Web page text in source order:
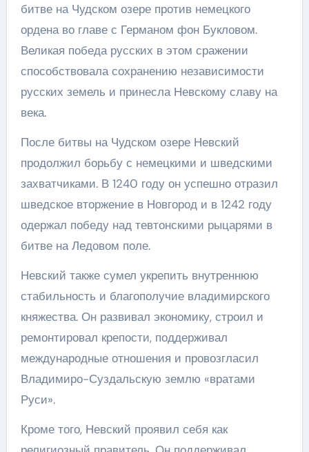
битве на Чудском озере против немецкого
ордена во главе с Германом фон Букловом.
Великая победа русских в этом сражении
способствовала сохранению независимости
русских земель и принесла Невскому славу на
века.
После битвы на Чудском озере Невский
продолжил борьбу с немецкими и шведскими
захватчиками. В 1240 году он успешно отразил
шведское вторжение в Новгород и в 1242 году
одержал победу над тевтонскими рыцарями в
битве на Ледовом поле.
Невский также сумел укрепить внутреннюю
стабильность и благополучие владимирского
княжества. Он развивал экономику, строил и
ремонтировал крепости, поддерживал
международные отношения и провозгласил
Владимиро-Суздальскую землю «вратами
Руси».
Кроме того, Невский проявил себя как